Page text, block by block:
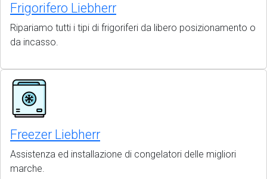
Frigorifero Liebherr
Ripariamo tutti i tipi di frigoriferi da libero posizionamento o
da incasso.
Freezer Liebherr
Assistenza ed installazione di congelatori delle migliori
marche.